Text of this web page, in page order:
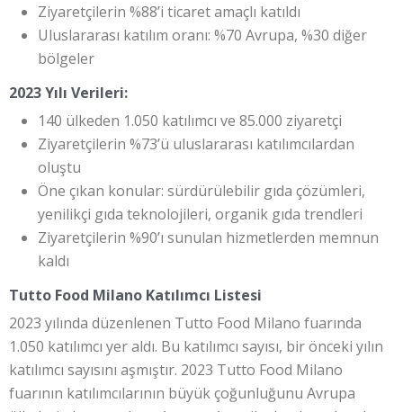
Ziyaretçilerin %88’i ticaret amaçlı katıldı
Uluslararası katılım oranı: %70 Avrupa, %30 diğer
bölgeler
2023 Yılı Verileri:
140 ülkeden 1.050 katılımcı ve 85.000 ziyaretçi
Ziyaretçilerin %73’ü uluslararası katılımcılardan
oluştu
Öne çıkan konular: sürdürülebilir gıda çözümleri,
yenilikçi gıda teknolojileri, organik gıda trendleri
Ziyaretçilerin %90’ı sunulan hizmetlerden memnun
kaldı
Tutto Food Milano Katılımcı Listesi
2023 yılında düzenlenen Tutto Food Milano fuarında
1.050 katılımcı yer aldı. Bu katılımcı sayısı, bir önceki yılın
katılımcı sayısını aşmıştır. 2023 Tutto Food Milano
fuarının katılımcılarının büyük çoğunluğunu Avrupa